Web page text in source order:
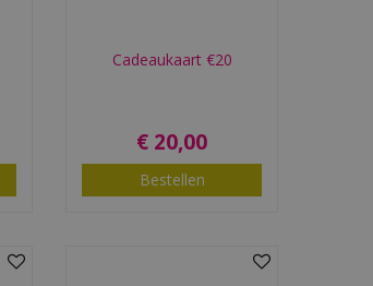
Cadeaukaart €20
€ 20,00
Bestellen